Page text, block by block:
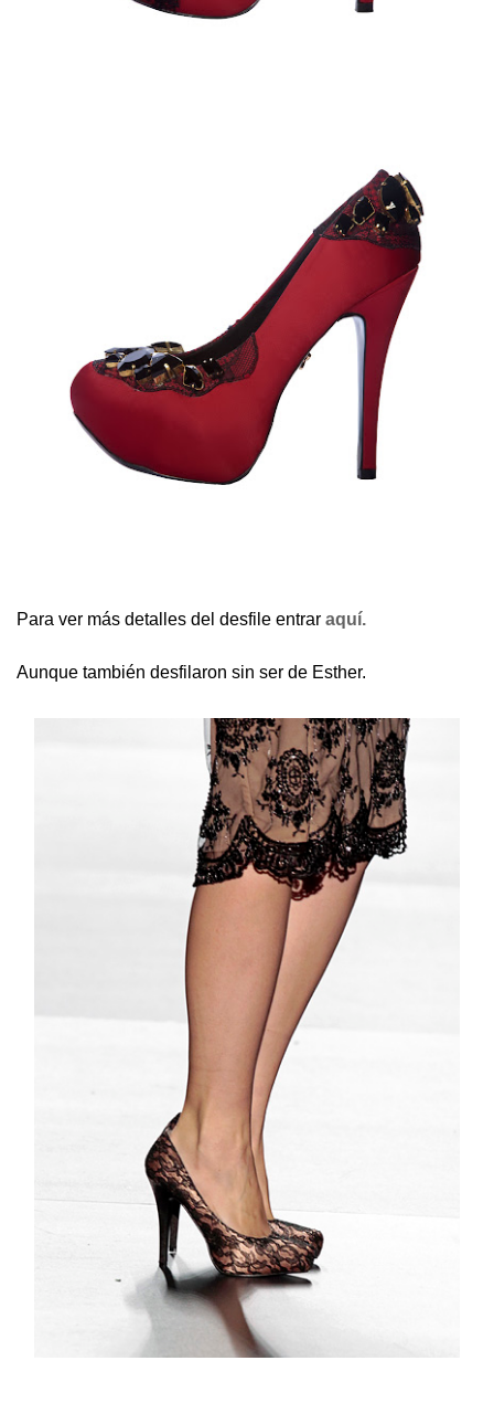
Para ver más detalles del desfile entrar aquí.
Aunque también desfilaron sin ser de Esther.